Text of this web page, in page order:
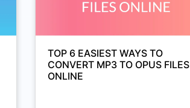
TOP 6 EASIEST WAYS TO
CONVERT MP3 TO OPUS FILES
ONLINE